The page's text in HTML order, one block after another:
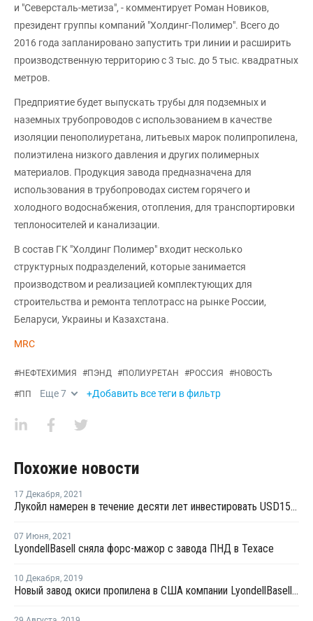
и "Северсталь-метиза", - комментирует Роман Новиков,
президент группы компаний "Холдинг-Полимер". Всего до
2016 года запланировано запустить три линии и расширить
производственную территорию с 3 тыс. до 5 тыс. квадратных
метров.
Предприятие будет выпускать трубы для подземных и
наземных трубопроводов с использованием в качестве
изоляции пенополиуретана, литьевых марок полипропилена,
полиэтилена низкого давления и других полимерных
материалов. Продукция завода предназначена для
использования в трубопроводах систем горячего и
холодного водоснабжения, отопления, для транспортировки
теплоносителей и канализации.
В состав ГК "Холдинг Полимер" входит несколько
структурных подразделений, которые занимается
производством и реализацией комплектующих для
строительства и ремонта теплотрасс на рынке России,
Беларуси, Украины и Казахстана.
MRC
#НЕФТЕХИМИЯ #ПЭНД #ПОЛИУРЕТАН #РОССИЯ #НОВОСТЬ
#ПП Еще7 +Добавить все теги в фильтр
Похожие новости
17 Декабря, 2021
Лукойл намерен в течение десяти лет инвестировать USD15 млрд в возобновляемые источники энергии
07 Июня, 2021
LyondellBasell сняла форс-мажор с завода ПНД в Техасе
10 Декабря, 2019
Новый завод окиси пропилена в США компании LyondellBasell готов на 20%